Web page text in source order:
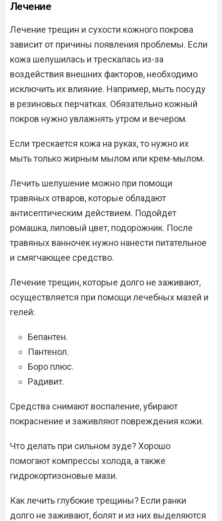
Лечение
Лечение трещин и сухости кожного покрова
зависит от причины появления проблемы. Если
кожа шелушилась и трескалась из-за
воздействия внешних факторов, необходимо
исключить их влияние. Например, мыть посуду
в резиновых перчатках. Обязательно кожный
покров нужно увлажнять утром и вечером.
Если трескается кожа на руках, то нужно их
мыть только жирным мылом или крем-мылом.
Лечить шелушение можно при помощи
травяных отваров, которые обладают
антисептическим действием. Подойдет
ромашка, липовый цвет, подорожник. После
травяных ванночек нужно нанести питательное
и смягчающее средство.
Лечение трещин, которые долго не заживают,
осуществляется при помощи лечебных мазей и
гелей:
Бепантен.
Пантенол.
Боро плюс.
Радивит.
Средства снимают воспаление, убирают
покраснение и заживляют повреждения кожи.
Что делать при сильном зуде? Хорошо
помогают компрессы холода, а также
гидрокортизоновые мази.
Как лечить глубокие трещины? Если ранки
долго не заживают, болят и из них выделяются